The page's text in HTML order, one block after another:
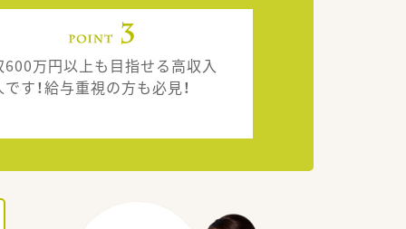
600万円以上も目指せる高収入
す！給与重視の方も必見！